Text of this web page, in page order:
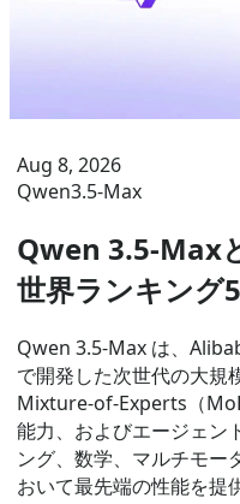
Aug 8, 2026
Qwen3.5-Max
Qwen 3.5-Max
世界ランキング
Qwen 3.5-Max は、
で開発した次世代の大規
Mixture-of-Experts（
能力、およびエージェン
ング、数学、マルチモー
おいて最先端の性能を提